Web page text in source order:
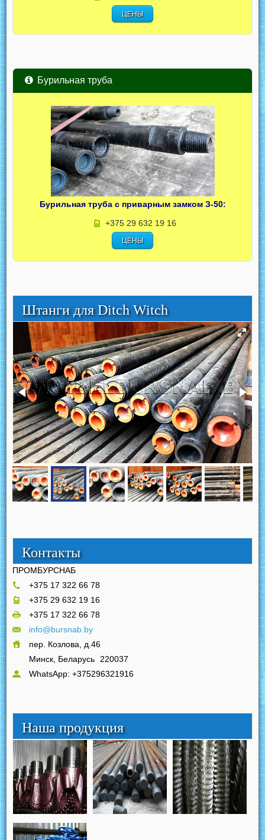
ЦЕНЫ
Бурильная труба
Бурильная труба с приварным замком З-50:
+375 29 632 19 16
ЦЕНЫ
Штанги для Ditch Witch
Контакты
ПРОМБУРСНАБ
+375 17 322 66 78
+375 29 632 19 16
+375 17 322 66 78
info@bursnab.by
пер. Козлова, д.46
Минск, Беларусь
220037
WhatsApp: +375296321916
Наша продукция